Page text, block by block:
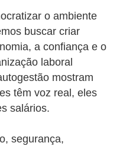
o ambiente
buscar criar
a confiança e o
laboral
mostram
têm voz real, eles
salários.
segurança,